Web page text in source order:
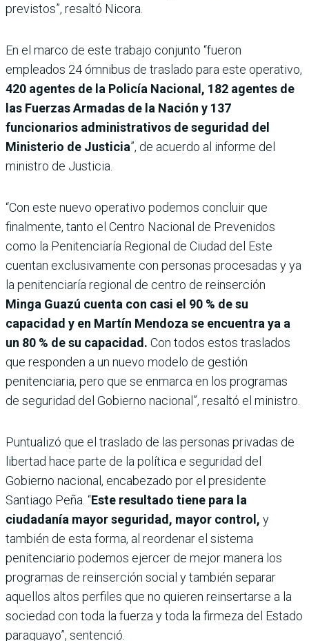
previstos”, resaltó Nicora.
En el marco de este trabajo conjunto “fueron
empleados 24 ómnibus de traslado para este operativo,
420 agentes de la Policía Nacional, 182 agentes de
las Fuerzas Armadas de la Nación y 137
funcionarios administrativos de seguridad del
Ministerio de Justicia”, de acuerdo al informe del
ministro de Justicia.
“Con este nuevo operativo podemos concluir que
finalmente, tanto el Centro Nacional de Prevenidos
como la Penitenciaría Regional de Ciudad del Este
cuentan exclusivamente con personas procesadas y ya
la penitenciaría regional de centro de reinserción
Minga Guazú cuenta con casi el 90 % de su
capacidad y en Martín Mendoza se encuentra ya a
un 80 % de su capacidad. Con todos estos traslados
que responden a un nuevo modelo de gestión
penitenciaria, pero que se enmarca en los programas
de seguridad del Gobierno nacional”, resaltó el ministro.
Puntualizó que el traslado de las personas privadas de
libertad hace parte de la política e seguridad del
Gobierno nacional, encabezado por el presidente
Santiago Peña. “Este resultado tiene para la
ciudadanía mayor seguridad, mayor control, y
también de esta forma, al reordenar el sistema
penitenciario podemos ejercer de mejor manera los
programas de reinserción social y también separar
aquellos altos perfiles que no quieren reinsertarse a la
sociedad con toda la fuerza y toda la firmeza del Estado
paraguayo”, sentenció.